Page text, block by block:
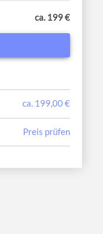
ca. 199 €
ca. 199,00 €
Preis prüfen